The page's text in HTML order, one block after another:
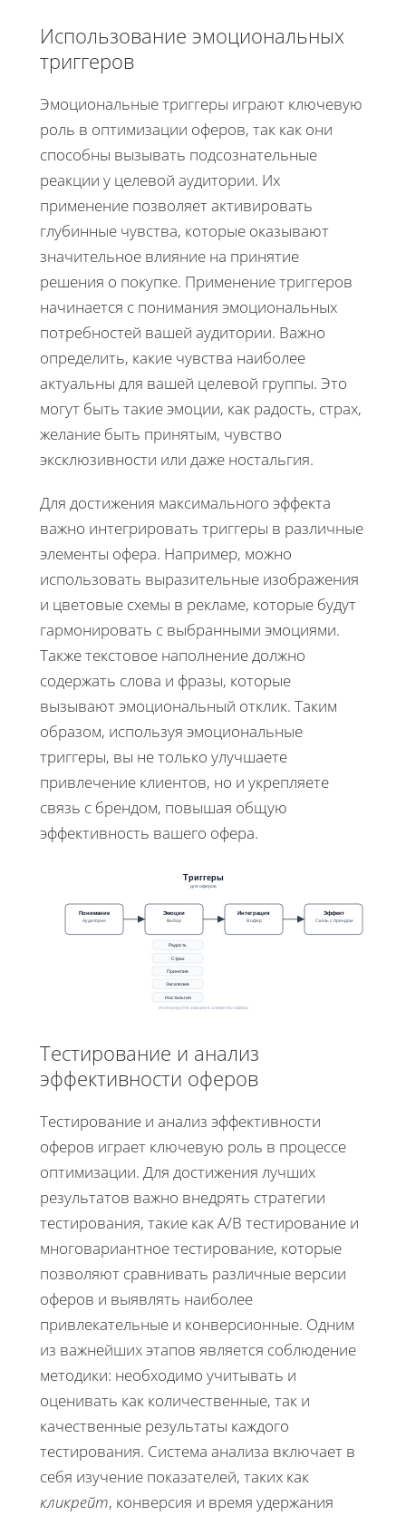
Использование эмоциональных
триггеров
Эмоциональные триггеры играют ключевую
роль в оптимизации оферов, так как они
способны вызывать подсознательные
реакции у целевой аудитории. Их
применение позволяет активировать
глубинные чувства, которые оказывают
значительное влияние на принятие
решения о покупке. Применение триггеров
начинается с понимания эмоциональных
потребностей вашей аудитории. Важно
определить, какие чувства наиболее
актуальны для вашей целевой группы. Это
могут быть такие эмоции, как радость, страх,
желание быть принятым, чувство
эксклюзивности или даже ностальгия.
Для достижения максимального эффекта
важно интегрировать триггеры в различные
элементы офера. Например, можно
использовать выразительные изображения
и цветовые схемы в рекламе, которые будут
гармонировать с выбранными эмоциями.
Также текстовое наполнение должно
содержать слова и фразы, которые
вызывают эмоциональный отклик. Таким
образом, используя эмоциональные
триггеры, вы не только улучшаете
привлечение клиентов, но и укрепляете
связь с брендом, повышая общую
эффективность вашего офера.
Триггеры
для оферов
Понимание
Аудитория
Эмоции
Выбор
Интеграция
В офер
Эффект
Связь с брендом
Радость
Страх
Принятие
Эксклюзив
Ностальгия
Интегрируйте эмоции в элементы офера
Тестирование и анализ
эффективности оферов
Тестирование и анализ эффективности
оферов играет ключевую роль в процессе
оптимизации. Для достижения лучших
результатов важно внедрять стратегии
тестирования, такие как A/B тестирование и
многовариантное тестирование, которые
позволяют сравнивать различные версии
оферов и выявлять наиболее
привлекательные и конверсионные. Одним
из важнейших этапов является соблюдение
методики: необходимо учитывать и
оценивать как количественные, так и
качественные результаты каждого
тестирования. Система анализа включает в
себя изучение показателей, таких как
кликрейт, конверсия и время удержания